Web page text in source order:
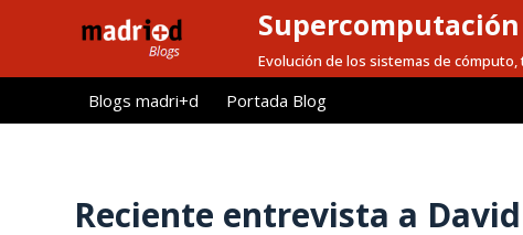
l
Evolución de los sistemas de
Blogs madri+d Portada Blog
Reciente entrevista a